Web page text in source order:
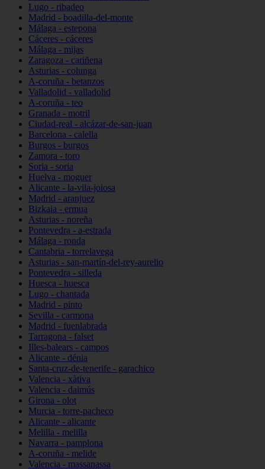
Lugo - ribadeo
Madrid - boadilla-del-monte
Málaga - estepona
Cáceres - cáceres
Málaga - mijas
Zaragoza - cariñena
Asturias - colunga
A-coruña - betanzos
Valladolid - valladolid
A-coruña - teo
Granada - motril
Ciudad-real - alcázar-de-san-juan
Barcelona - calella
Burgos - burgos
Zamora - toro
Soria - soria
Huelva - moguer
Alicante - la-vila-joiosa
Madrid - aranjuez
Bizkaia - ermua
Asturias - noreña
Pontevedra - a-estrada
Málaga - ronda
Cantabria - torrelavega
Asturias - san-martín-del-rey-aurelio
Pontevedra - silleda
Huesca - huesca
Lugo - chantada
Madrid - pinto
Sevilla - carmona
Madrid - fuenlabrada
Tarragona - falset
Illes-balears - campos
Alicante - dénia
Santa-cruz-de-tenerife - garachico
Valencia - xàtiva
Valencia - daimús
Girona - olot
Murcia - torre-pacheco
Alicante - alicante
Melilla - melilla
Navarra - pamplona
A-coruña - melide
Valencia - massanassa